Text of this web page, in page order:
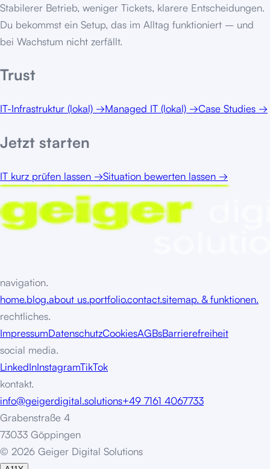
Stabilerer Betrieb, weniger Tickets, klarere Entscheidungen.
Du bekommst ein Setup, das im Alltag funktioniert – und
bei Wachstum nicht zerfällt.
Trust
IT-Infrastruktur (lokal) →Managed IT (lokal) →Case Studies →
Jetzt starten
IT kurz prüfen lassen →Situation bewerten lassen →
navigation.
home.blog.about us.portfolio.contact.sitemap. & funktionen.
rechtliches.
ImpressumDatenschutzCookiesAGBsBarrierefreiheit
social media.
LinkedInInstagramTikTok
kontakt.
info@geigerdigital.solutions+49 7161 4067733
Grabenstraße 4
73033 Göppingen
© 2026 Geiger Digital Solutions